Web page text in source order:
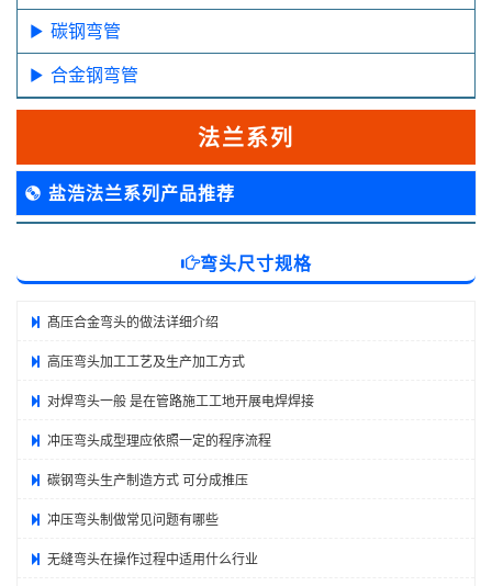
碳钢弯管
合金钢弯管
法兰系列
盐浩法兰系列产品推荐
弯头尺寸规格
髙压合金弯头的做法详细介绍
高压弯头加工工艺及生产加工方式
对焊弯头一般 是在管路施工工地开展电焊焊接
冲压弯头成型理应依照一定的程序流程
碳钢弯头生产制造方式 可分成推压
冲压弯头制做常见问题有哪些
无缝弯头在操作过程中适用什么行业